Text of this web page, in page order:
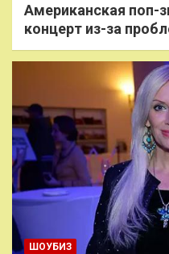
Американская поп-
концерт из-за
ШОУБИЗ